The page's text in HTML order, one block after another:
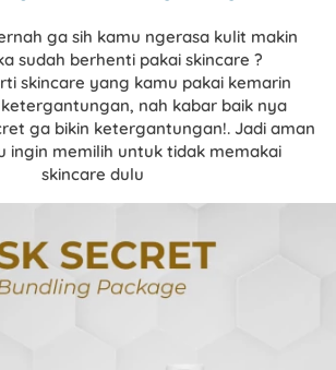
ga sih kamu ngerasa kulit makin
sudah berhenti pakai skincare ?
skincare yang kamu pakai kemarin
nah kabar baik nya
ga bikin ketergantungan!. Jadi aman
ingin memilih untuk tidak memakai
skincare dulu